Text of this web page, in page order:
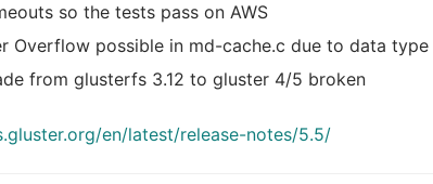
so the tests pass on AWS
Overflow possible in md-cache.c due to data
from glusterfs 3.12 to gluster 4/5 broken
en/latest/release-notes/5.5/